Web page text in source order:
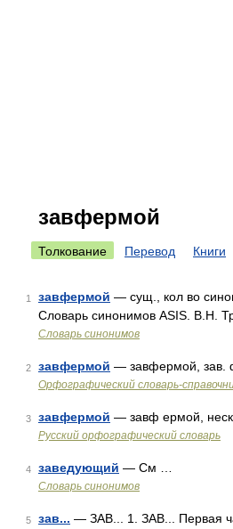
завфермой
Толкование Перевод Книги
1 завфермой — сущ., кол во
Словарь синонимов ASIS. В.Н.
Словарь синонимов
2 завфермой — завфермой, зав.
Орфографический словарь-
3 завфермой — завф ермой,
Русский орфографический словарь
4 заведующий — См …
Словарь синонимов
5 зав... — ЗАВ... 1. ЗАВ... Первая